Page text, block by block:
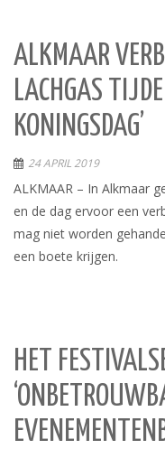
ALKMAAR
LACHGAS
KONINGSDAG’
24 APRIL 2019
ALKMAAR – In Alkmaar
en de dag ervoor een
mag niet worden
een boete krijgen.
HET